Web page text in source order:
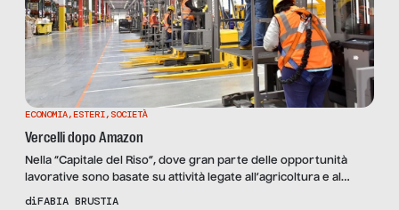
ECONOMIA,ESTERI, SOCIETÀ
Vercelli dopo Amazon
Nella “Capitale del Riso”, dove gran parte delle opportunità
lavorative sono basate su attività legate all’agricoltura e al
settore dei servizi, un nuovo investimento di Amazon pare
diFABIA BRUSTIA